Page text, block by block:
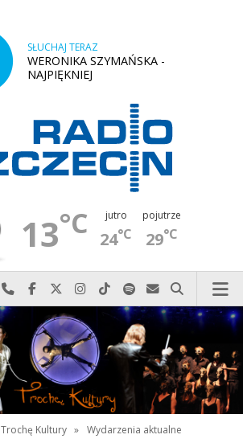
SŁUCHAJ TERAZ
WERONIKA SZYMAŃSKA -
NAJPIĘKNIEJ
13°C jutro
24°C
pojutrze
29°C
Najlepiej po prostu do nas zadzwoń
Odwiedź nas na Facebook-u
Odwiedź nas na X
Odwiedź nas na Instagram-ie
Odwiedź nas na TikTok-u
Szukaj nas na Spotify
Wyślij do nas
Szukaj
Trochę Kultury » Wydarzenia aktualne